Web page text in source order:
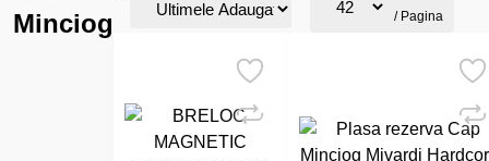
Minciog
/ Pagina